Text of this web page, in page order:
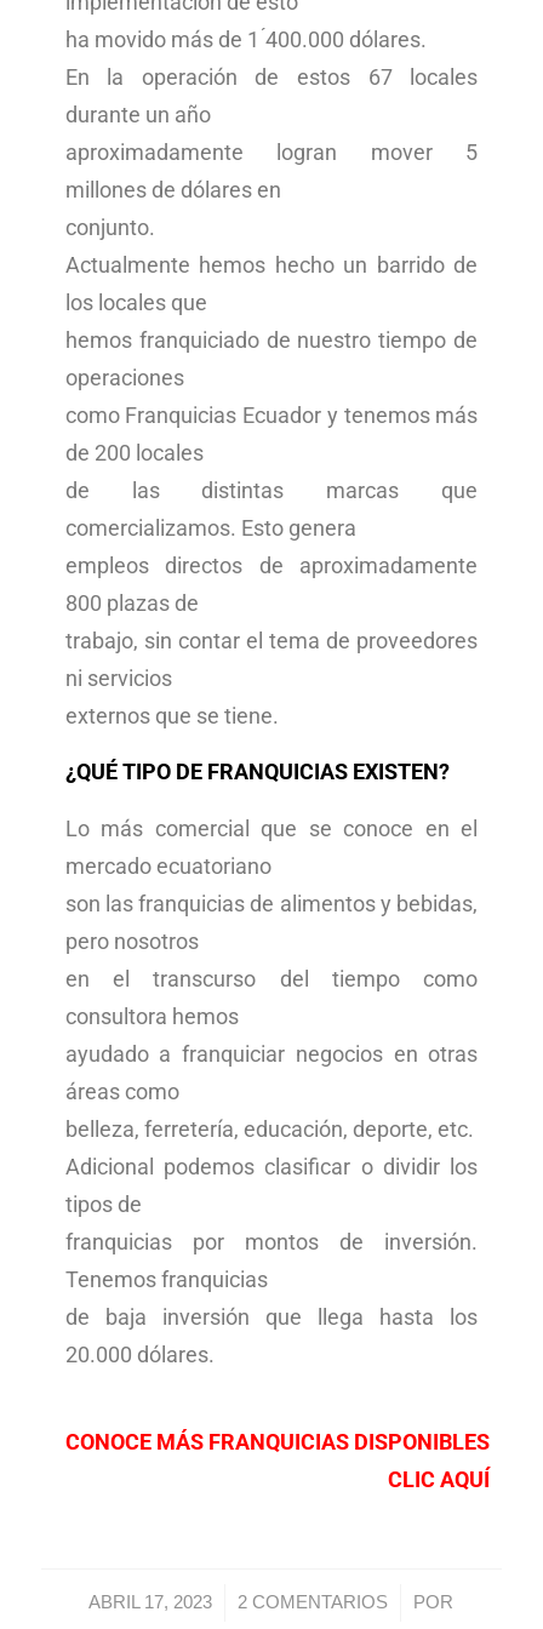
ha movido más de 1 ́400.000 dólares.
En la operación de estos 67 locales
durante un año
aproximadamente logran mover 5
millones de dólares en
conjunto.
Actualmente hemos hecho un barrido de
los locales que
hemos franquiciado de nuestro tiempo de
operaciones
como Franquicias Ecuador y tenemos más
de 200 locales
de las distintas marcas que
comercializamos. Esto genera
empleos directos de aproximadamente
800 plazas de
trabajo, sin contar el tema de proveedores
ni servicios
externos que se tiene.
¿QUÉ TIPO DE FRANQUICIAS EXISTEN?
Lo más comercial que se conoce en el
mercado ecuatoriano
son las franquicias de alimentos y bebidas,
pero nosotros
en el transcurso del tiempo como
consultora hemos
ayudado a franquiciar negocios en otras
áreas como
belleza, ferretería, educación, deporte, etc.
Adicional podemos clasificar o dividir los
tipos de
franquicias por montos de inversión.
Tenemos franquicias
de baja inversión que llega hasta los
20.000 dólares.
CONOCE MÁS FRANQUICIAS DISPONIBLES
CLIC AQUÍ
ABRIL 17, 2023
/ 2 COMENTARIOS
/ POR